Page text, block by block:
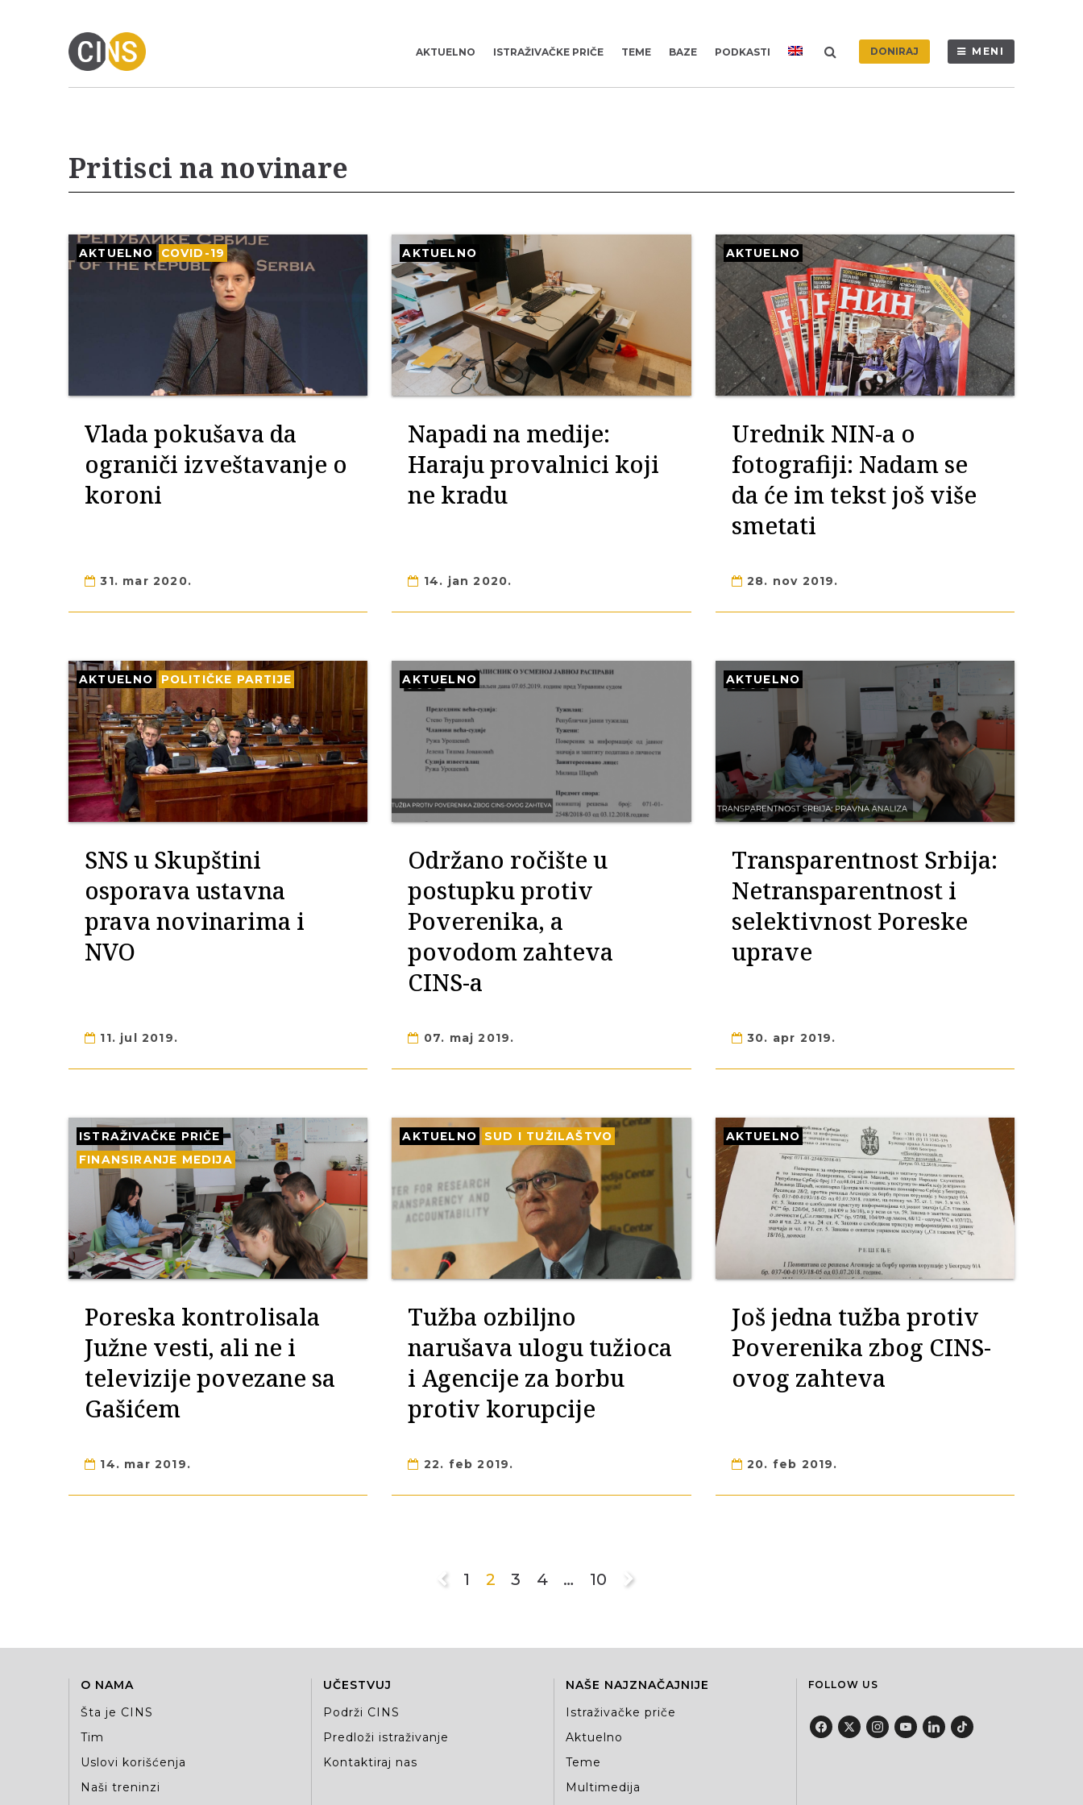
AKTUELNO ISTRAŽIVAČKE PRIČE TEME BAZE PODKASTI DONIRAJ MENI
Pritisci na novinare
AKTUELNO COVID-19
Vlada pokušava da
ograniči izveštavanje o
koroni
31. mar 2020.
AKTUELNO
Napadi na medije:
Haraju provalnici koji
ne kradu
14. jan 2020.
AKTUELNO
Urednik NIN-a o
fotografiji: Nadam se
da će im tekst još više
smetati
28. nov 2019.
AKTUELNO POLITIČKE PARTIJE
SNS u Skupštini
osporava ustavna
prava novinarima i
NVO
11. jul 2019.
AKTUELNO
Održano ročište u
postupku protiv
Poverenika, a
povodom zahteva
CINS-a
07. maj 2019.
AKTUELNO
Transparentnost Srbija:
Netransparentnost i
selektivnost Poreske
uprave
30. apr 2019.
ISTRAŽIVAČKE PRIČE
FINANSIRANJE MEDIJA
Poreska kontrolisala
Južne vesti, ali ne i
televizije povezane sa
Gašićem
14. mar 2019.
AKTUELNO SUD I TUŽILAŠTVO
Tužba ozbiljno
narušava ulogu tužioca
i Agencije za borbu
protiv korupcije
22. feb 2019.
AKTUELNO
Još jedna tužba protiv
Poverenika zbog CINS-
ovog zahteva
20. feb 2019.
1 2 3 4 … 10
O NAMA
Šta je CINS
Tim
Uslovi korišćenja
Naši treninzi
UČESTVUJ
Podrži CINS
Predloži istraživanje
Kontaktiraj nas
NAŠE NAJZNAČAJNIJE
Istraživačke priče
Aktuelno
Teme
Multimedija
FOLLOW US